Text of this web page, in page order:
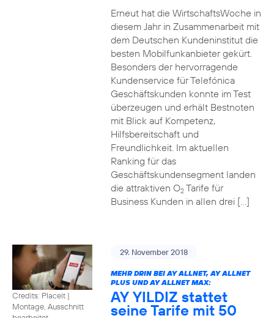
Erneut hat die WirtschaftsWoche in
diesem Jahr in Zusammenarbeit mit
dem Deutschen Kundeninstitut die
besten Mobilfunkanbieter gekürt.
Besonders der hervorragende
Kundenservice für Telefónica
Geschäftskunden konnte im Test
überzeugen und erhält Bestnoten
mit Blick auf Kompetenz,
Hilfsbereitschaft und
Freundlichkeit. Im aktuellen
Ranking für das
Geschäftskundensegment landen
die attraktiven O2Tarife für
Business Kunden in allen drei […]
Credits: Placeit |
Montage, Ausschnitt
29. November 2018
MEHR DRIN BEI AY ALLNET, AY ALLNET
PLUS UND AY ALLNET MAX:
AY YILDIZ stattet
seine Tarife mit 50